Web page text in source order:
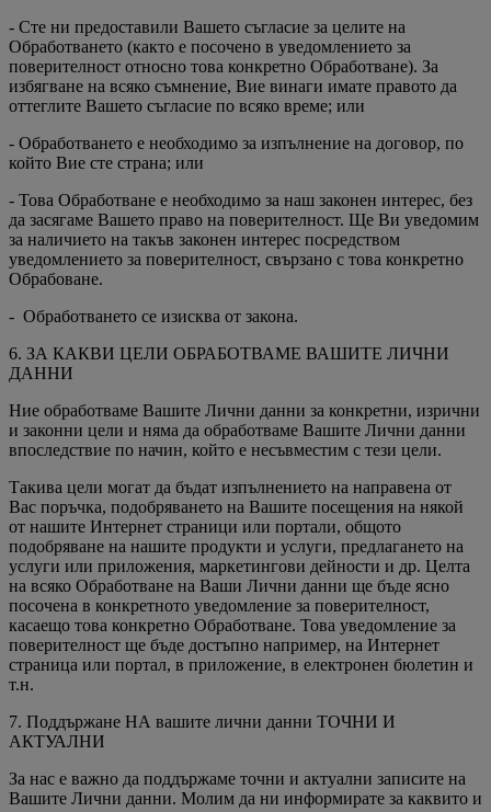
- Сте ни предоставили Вашето съгласие за целите на
Обработването (както е посочено в уведомлението за
поверителност относно това конкретно Обработване). За
избягване на всяко съмнение, Вие винаги имате правото да
оттеглите Вашето съгласие по всяко време; или
- Обработването е необходимо за изпълнение на договор, по
който Вие сте страна; или
- Това Обработване е необходимо за наш законен интерес, без
да засягаме Вашето право на поверителност. Ще Ви уведомим
за наличието на такъв законен интерес посредством
уведомлението за поверителност, свързано с това конкретно
Обрабоване.
- Обработването се изисква от закона.
6. ЗА КАКВИ ЦЕЛИ ОБРАБОТВАМЕ ВАШИТЕ ЛИЧНИ
ДАННИ
Ние обработваме Вашите Лични данни за конкретни, изрични
и законни цели и няма да обработваме Вашите Лични данни
впоследствие по начин, който е несъвместим с тези цели.
Такива цели могат да бъдат изпълнението на направена от
Вас поръчка, подобряването на Вашите посещения на някой
от нашите Интернет страници или портали, общото
подобряване на нашите продукти и услуги, предлагането на
услуги или приложения, маркетингови дейности и др. Целта
на всяко Обработване на Ваши Лични данни ще бъде ясно
посочена в конкретното уведомление за поверителност,
касаещо това конкретно Обработване. Това уведомление за
поверителност ще бъде достъпно например, на Интернет
страница или портал, в приложение, в електронен бюлетин и
т.н.
7. Поддържане НА вашите лични данни ТОЧНИ И
АКТУАЛНИ
За нас е важно да поддържаме точни и актуални записите на
Вашите Лични данни. Молим да ни информирате за каквито и